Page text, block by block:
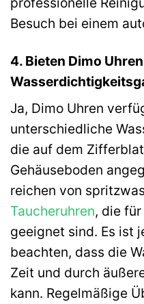
Besuch bei einem
4. Bieten Dimo
Ja, Dimo Uhren
unterschiedliche
die auf dem
Gehäuseboden
reichen von
Taucheruhren, die
geeignet sind. Es ist
beachten, dass die
Zeit und durch
kann. Regelmäßige